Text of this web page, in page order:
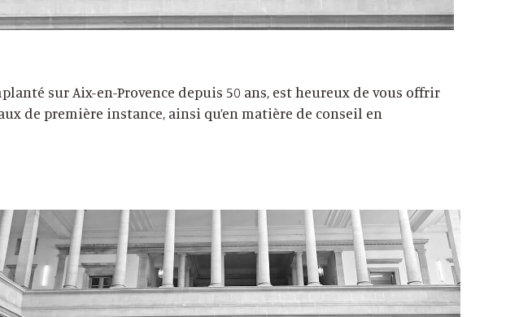
sur Aix-en-Provence depuis 50 ans, est heureux de vous offrir
de première instance, ainsi qu’en matière de conseil en